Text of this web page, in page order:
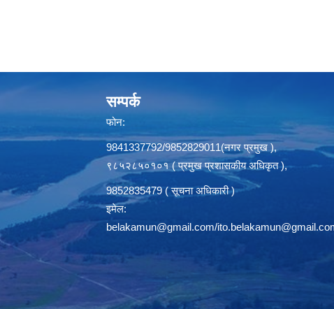
सम्पर्क
फोन:
9841337792/9852829011(नगर प्रमुख ),
९८५२८५०१०१ ( प्रमुख प्रशासकीय अधिकृत ),
9852835479 ( सूचना अधिकारी )
इमेल:
belakamun@gmail.com/